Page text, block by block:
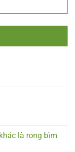
là rong bìm